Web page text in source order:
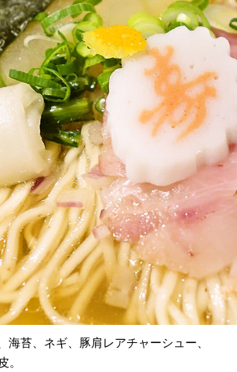
苔、ネギ、豚肩レアチャーシュー、
。